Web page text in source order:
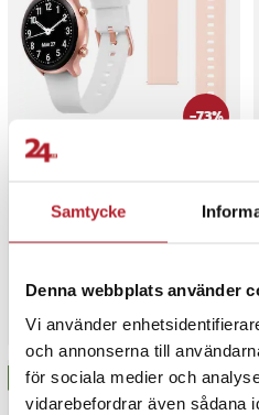
Samtycke
Denna webbplats använder
Vi använder
och annonserna till
för sociala medier och
vidarebefordrar även sådana
-73%
Doro Smartklocka –
aktivitetsklocka / hälsoklocka
med pekskärm för seniorer
I lager, levereras inom 1-2 vardagar
Köp
BÄSTSÄLJARE